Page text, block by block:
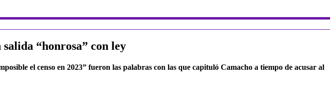
“honrosa” con ley
el censo en 2023” fueron las palabras con las que capituló Camacho a tiempo de acusar al